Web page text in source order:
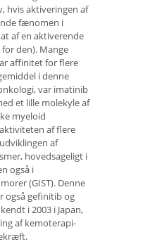
hvis aktiveringen af
fænomen i
af en aktiverende
den). Mange
affinitet for flere
i denne
var imatinib
et lille molekyle af
myeloid
af ​​flere
af
hovedsageligt i
også i
(GIST). Denne
også gefinitib og
i 2003 i Japan,
af kemoterapi-